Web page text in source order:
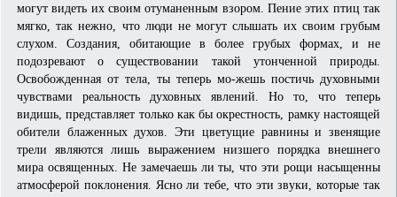
могут видеть их своим отуманенным взором. Пение этих птиц так
мягко, так нежно, что люди не могут слышать их своим грубым
слухом. Создания, обитающие в более грубых формах, и не
подозревают о существовании такой утонченной природы.
Освобожденная от тела, ты теперь мо-жешь постичь духовными
чувствами реальность духовных явлений. Но то, что теперь
видишь, представляет только как бы окрестность, рамку настоящей
обители блаженных духов. Эти цветущие равнины и звенящие
трели являются лишь выражением низшего порядка внешнего
мира освященных. Не замечаешь ли ты, что эти рощи насыщенны
атмосферой поклонения. Ясно ли тебе, что эти звуки, которые так